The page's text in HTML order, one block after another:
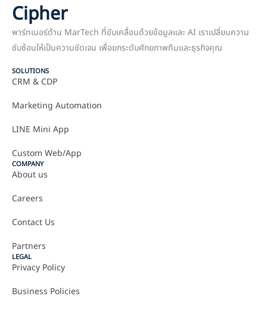
Cipher
พาร์ทเนอร์ด้าน MarTech ที่ขับเคลื่อนด้วยข้อมูลและ AI เราเปลี่ยนความ
ซับซ้อนให้เป็นความชัดเจน เพื่อยกระดับศักยภาพทีมและธุรกิจคุณ
SOLUTIONS
CRM & CDP
Marketing Automation
LINE Mini App
Custom Web/App
COMPANY
About us
Careers
Contact Us
Partners
LEGAL
Privacy Policy
Business Policies